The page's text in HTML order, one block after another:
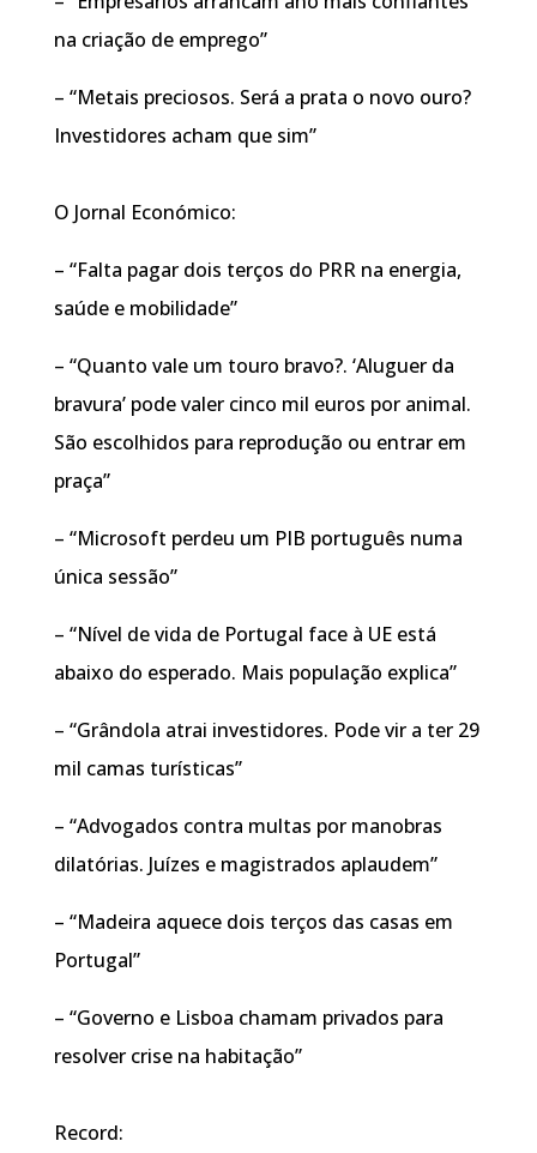
na criação de emprego”
– “Metais preciosos. Será a prata o novo ouro?
Investidores acham que sim”
O Jornal Económico:
– “Falta pagar dois terços do PRR na energia,
saúde e mobilidade”
– “Quanto vale um touro bravo?. ‘Aluguer da
bravura’ pode valer cinco mil euros por animal.
São escolhidos para reprodução ou entrar em
praça”
– “Microsoft perdeu um PIB português numa
única sessão”
– “Nível de vida de Portugal face à UE está
abaixo do esperado. Mais população explica”
– “Grândola atrai investidores. Pode vir a ter 29
mil camas turísticas”
– “Advogados contra multas por manobras
dilatórias. Juízes e magistrados aplaudem”
– “Madeira aquece dois terços das casas em
Portugal”
– “Governo e Lisboa chamam privados para
resolver crise na habitação”
Record: